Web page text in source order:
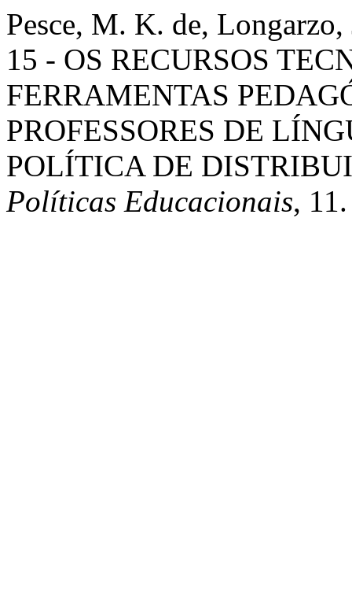
Pesce, M. K. de,
15 - OS RECURSOS
FERRAMENTAS
PROFESSORES DE
POLÍTICA DE
Políticas Educacionais,